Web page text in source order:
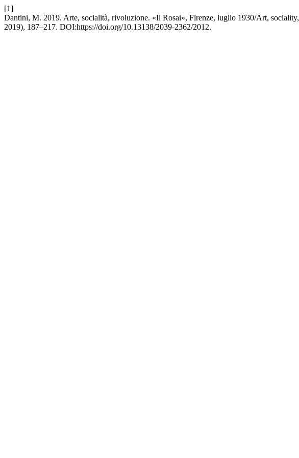
[1]
Dantini, M. 2019. Arte, socialità, rivoluzione. «Il Rosai», Firenze, luglio 1930/Art,
2019), 187–217. DOI:https://doi.org/10.13138/2039-2362/2012.